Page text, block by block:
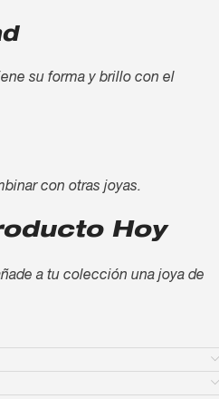
su forma y brillo con el
con otras joyas.
Hoy
a tu colección una joya de